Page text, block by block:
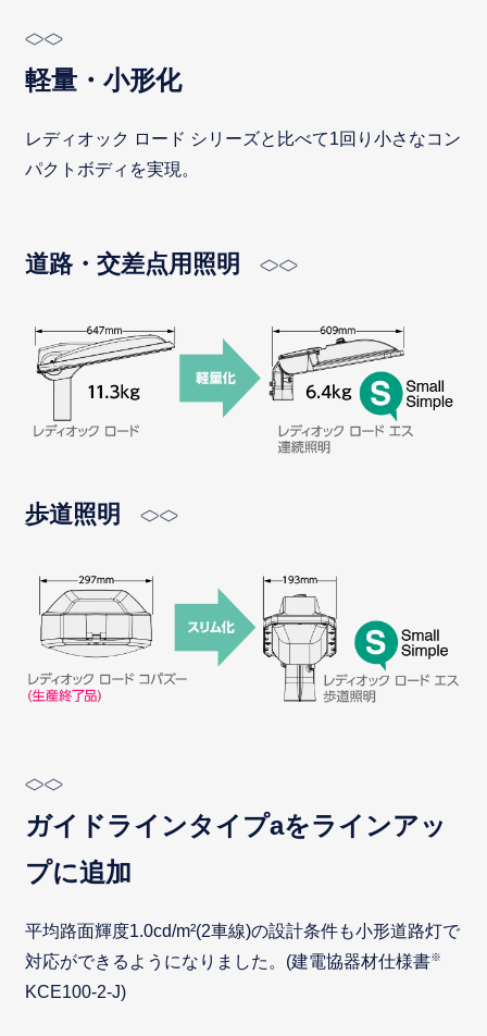
軽量・小形化
レディオック ロード シリーズと比べて1回り小さなコン
パクトボディを実現。
道路・交差点用照明
歩道照明
ガイドラインタイプaをラインアッ
プに追加
平均路面輝度1.0cd/m²(2車線)の設計条件も小形道路灯で
対応ができるようになりました。(建電協器材仕様書※
KCE100-2-J)